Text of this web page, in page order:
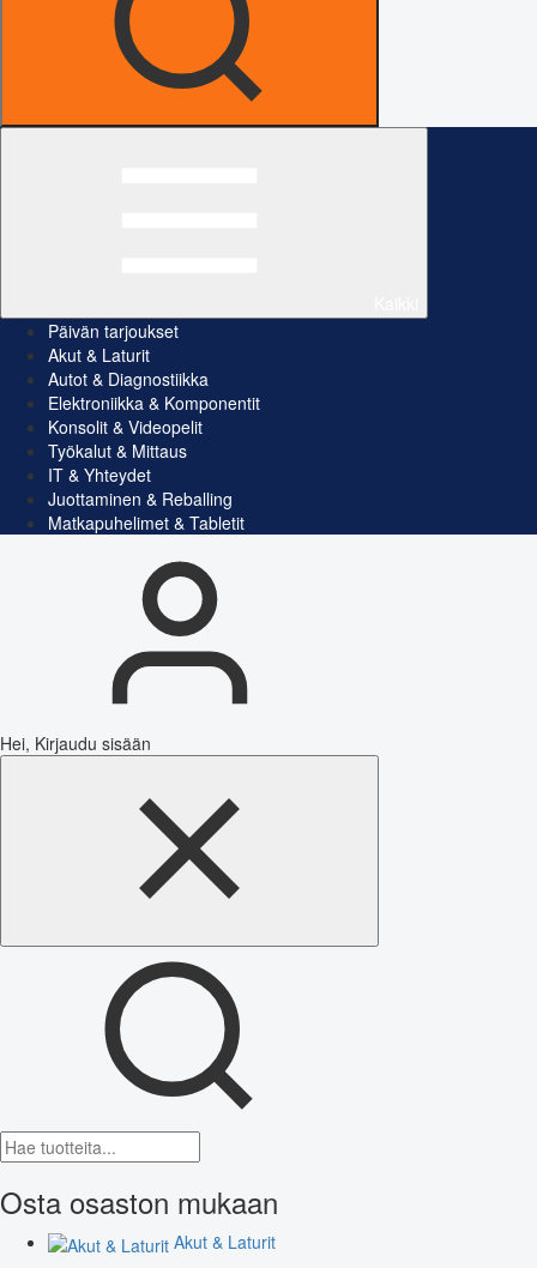
Päivän tarjoukset
Akut & Laturit
Autot & Diagnostiikka
Elektroniikka & Komponentit
Konsolit & Videopelit
Työkalut & Mittaus
IT & Yhteydet
Juottaminen & Reballing
Matkapuhelimet & Tabletit
Hei, Kirjaudu sisään
Osta osaston mukaan
Akut & Laturit